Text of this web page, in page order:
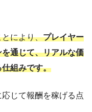
により、プレイヤー
通じて、リアルな価
組みです。
じて報酬を稼げる点